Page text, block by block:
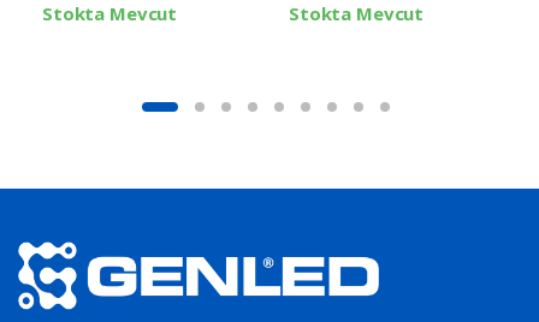
Stokta Mevcut Stokta Mevcut